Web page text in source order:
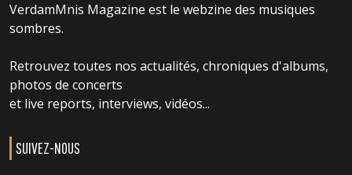
VerdamMnis Magazine est le webzine des musiques
sombres.
Retrouvez toutes nos actualités, chroniques d'albums,
photos de concerts
et live reports, interviews, vidéos...
SUIVEZ-NOUS